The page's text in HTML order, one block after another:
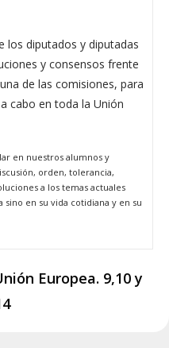
los diputados y diputadas
y consensos frente
de las comisiones, para
cabo en toda la Unión
en nuestros alumnos y
orden, tolerancia,
a los temas actuales
sino en su vida cotidiana y en su
Europea. 9,10 y